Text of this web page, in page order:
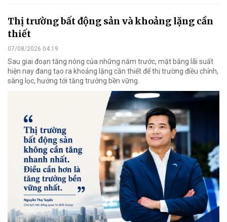
Thị trường bất động sản và khoảng lặng cần
thiết
07/08/2026 04:19
Sau giai đoạn tăng nóng của những năm trước, mặt bằng lãi suất
hiện nay đang tạo ra khoảng lặng cần thiết để thị trường điều chỉnh,
sàng lọc, hướng tới tăng trưởng bền vững.